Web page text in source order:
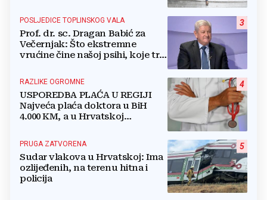
3
POSLJEDICE TOPLINSKOG VALA
Prof. dr. sc. Dragan Babić za
Večernjak: Što ekstremne
vrućine čine našoj psihi, koje tri
boriti...
4
RAZLIKE OGROMNE
USPOREDBA PLAĆA U REGIJI
Najveća plaća doktora u BiH
4.000 KM, a u Hrvatskoj
5
PRUGA ZATVORENA
Sudar vlakova u Hrvatskoj: Ima
ozlijeđenih, na terenu hitna i
policija